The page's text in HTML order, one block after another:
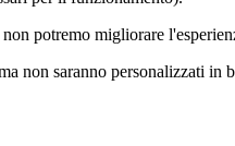
potremo migliorare
non saranno personalizzati in